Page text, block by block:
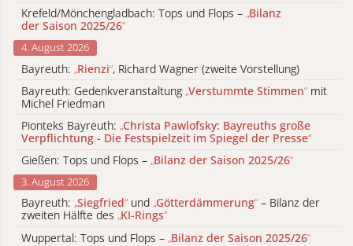
Krefeld/Mönchengladbach: Tops und Flops – „Bilanz
der Saison 2025/26“
4. August 2026
Bayreuth: „Rienzi“, Richard Wagner (zweite Vorstellung)
Bayreuth: Gedenkveranstaltung „Verstummte Stimmen“ mit
Michel Friedman
Pionteks Bayreuth: „Christa Pawlofsky: Bayreuths große
Verpflichtung - Die Festspielzeit im Spiegel der Presse“
Gießen: Tops und Flops – „Bilanz der Saison 2025/26“
3. August 2026
Bayreuth: „Siegfried“ und „Götterdämmerung“ – Bilanz der
zweiten Hälfte des „KI-Rings“
Wuppertal: Tops und Flops – „Bilanz der Saison 2025/26“